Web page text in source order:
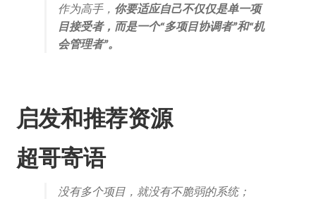
作为高手， 你要适应自己不仅仅是单一项
目接受者，而是一个“多项目协调者”和“机
会管理者”。
启发和推荐资源
超哥寄语
没有多个项目，就没有不脆弱的系统；